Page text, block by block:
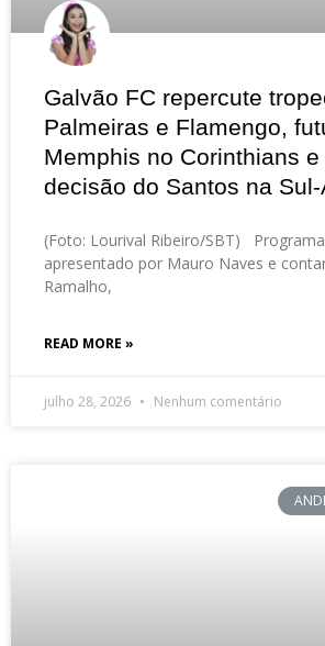
Galvão FC repercute
Palmeiras e Flamengo,
Memphis no Corinthians
decisão do Santos na
(Foto: Lourival Ribeiro/SBT)
apresentado por Mauro Naves e
Ramalho,
READ MORE »
julho 28, 2026 Nenhum comentário